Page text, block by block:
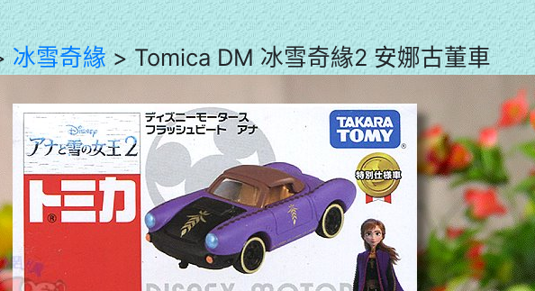
冰雪奇緣> Tomica DM 冰雪奇緣2 安娜古董車